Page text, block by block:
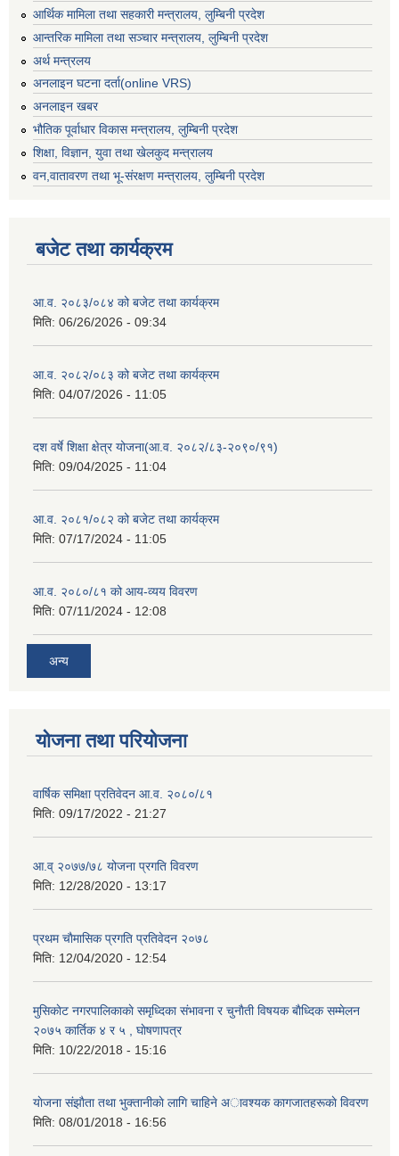
आर्थिक मामिला तथा सहकारी मन्त्रालय, लुम्बिनी प्रदेश
आन्तरिक मामिला तथा सञ्चार मन्त्रालय, लुम्बिनी प्रदेश
अर्थ मन्त्रलय
अनलाइन घटना दर्ता(online VRS)
अनलाइन खबर
भौतिक पूर्वाधार विकास मन्त्रालय, लुम्बिनी प्रदेश
शिक्षा, विज्ञान, युवा तथा खेलकुद मन्‍‍त्रालय
वन,वातावरण तथा भू-संरक्षण मन्त्रालय, लुम्बिनी प्रदेश
बजेट तथा कार्यक्रम
आ.व. २०८३/०८४ को बजेट तथा कार्यक्रम
मिति: 06/26/2026 - 09:34
आ.व. २०८२/०८३ को बजेट तथा कार्यक्रम
मिति: 04/07/2026 - 11:05
दश वर्षे शिक्षा क्षेत्र योजना(आ.व. २०८२/८३-२०९०/९१)
मिति: 09/04/2025 - 11:04
आ.व. २०८१/०८२ को बजेट तथा कार्यक्रम
मिति: 07/17/2024 - 11:05
आ.व. २०८०/८१ को आय-व्यय विवरण
मिति: 07/11/2024 - 12:08
अन्य
योजना तथा परियोजना
वार्षिक समिक्षा प्रतिवेदन आ.व. २०८०/८१
मिति: 09/17/2022 - 21:27
आ.व् २०७७/७८ योजना प्रगति विवरण
मिति: 12/28/2020 - 13:17
प्रथम चाैमासिक प्रगति प्रतिवेदन २०७८
मिति: 12/04/2020 - 12:54
मुसिकाेट नगरपालिकाकाे समृध्दिका संभावना र चुनाैती विषयक बाैध्दिक सम्मेलन
२०७५ कार्तिक ४ र ५ , घाेषणापत्र
मिति: 10/22/2018 - 15:16
याेजना संझाैता तथा भुक्तानीकाे लागि चाहिने अावश्यक कागजातहरूकाे विवरण
मिति: 08/01/2018 - 16:56